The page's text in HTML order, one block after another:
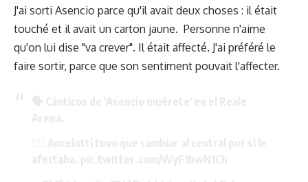
J'ai sorti Asencio parce qu'il avait deux choses : il était
touché et il avait un carton jaune. Personne n'aime
qu'on lui dise "va crever". Il était affecté. J'ai préféré le
faire sortir, parce que son sentiment pouvait l'affecter.